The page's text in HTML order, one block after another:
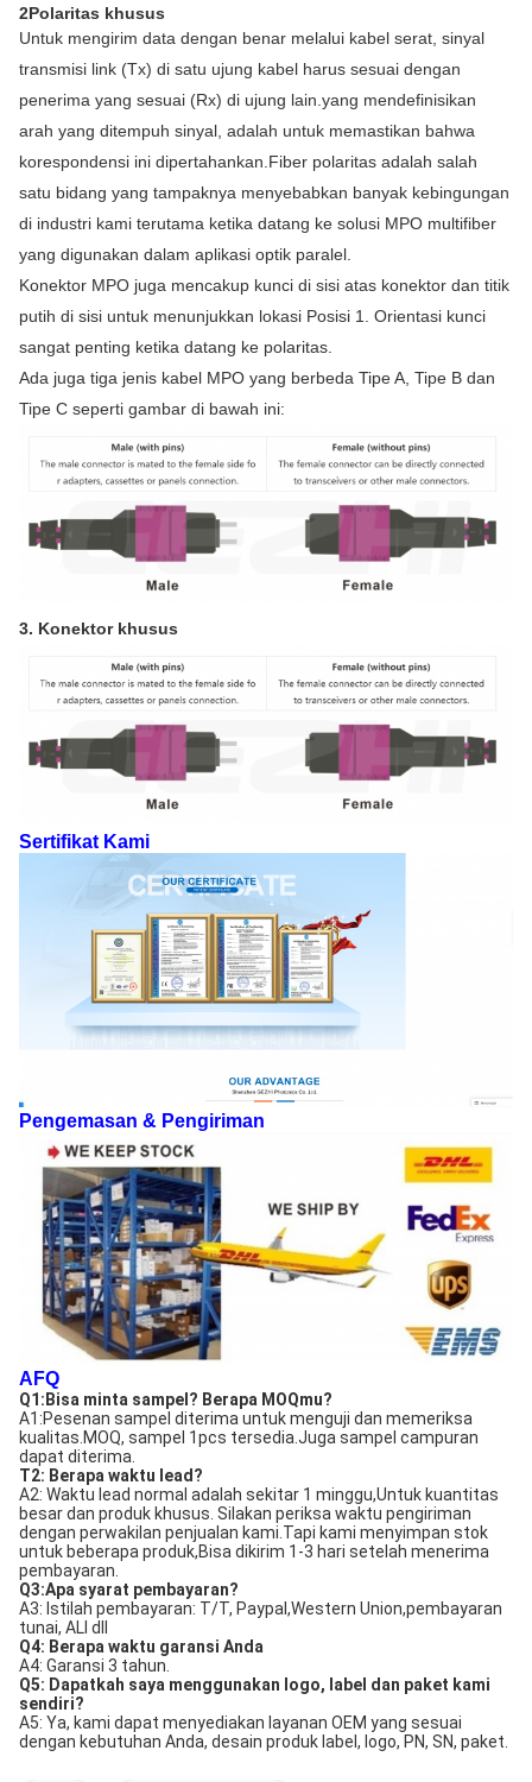
2Polaritas khusus
Untuk mengirim data dengan benar melalui kabel serat, sinyal
transmisi link (Tx) di satu ujung kabel harus sesuai dengan
penerima yang sesuai (Rx) di ujung lain.yang mendefinisikan
arah yang ditempuh sinyal, adalah untuk memastikan bahwa
korespondensi ini dipertahankan.Fiber polaritas adalah salah
satu bidang yang tampaknya menyebabkan banyak kebingungan
di industri kami terutama ketika datang ke solusi MPO multifiber
yang digunakan dalam aplikasi optik paralel.
Konektor MPO juga mencakup kunci di sisi atas konektor dan titik
putih di sisi untuk menunjukkan lokasi Posisi 1. Orientasi kunci
sangat penting ketika datang ke polaritas.
Ada juga tiga jenis kabel MPO yang berbeda Tipe A, Tipe B dan
Tipe C seperti gambar di bawah ini:
3. Konektor khusus
Sertifikat Kami
Pengemasan & Pengiriman
AFQ
Q1: Bisa minta sampel? Berapa MOQmu?
A1:Pesenan sampel diterima untuk menguji dan memeriksa
kualitas. MOQ, sampel 1pcs tersedia. Juga sampel campuran
dapat diterima.
T2: Berapa waktu lead?
A2: Waktu lead normal adalah sekitar 1 minggu,Untuk kuantitas
besar dan produk khusus. Silakan periksa waktu pengiriman
dengan perwakilan penjualan kami. Tapi kami menyimpan stok
untuk beberapa produk,Bisa dikirim 1-3 hari setelah menerima
pembayaran.
Q3:Apa syarat pembayaran?
A3: Istilah pembayaran: T/T, Paypal,Western Union,pembayaran
tunai, ALI dll
Q4: Berapa waktu garansi Anda
A4: Garansi 3 tahun.
Q5: Dapatkah saya menggunakan logo, label dan paket kami
sendiri?
A5: Ya, kami dapat menyediakan layanan OEM yang sesuai
dengan kebutuhan Anda, desain produk label, logo, PN, SN, paket.